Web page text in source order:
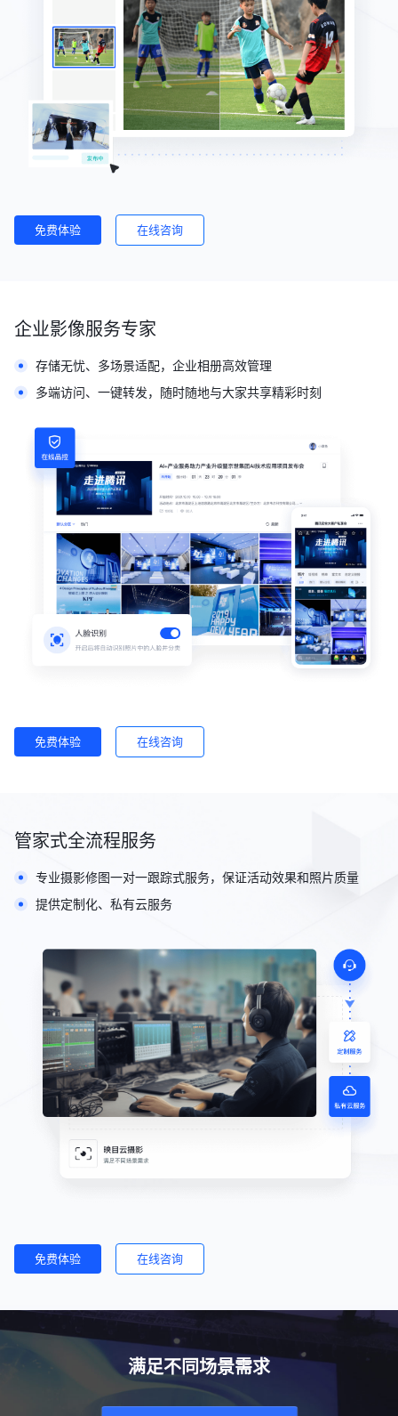
免费体验 在线咨询
企业影像服务专家
存储无忧、多场景适配，企业相册高效管理
多端访问、一键转发，随时随地与大家共享精彩时刻
免费体验 在线咨询
管家式全流程服务
专业摄影修图一对一跟踪式服务，保证活动效果和照片质量
提供定制化、私有云服务
免费体验 在线咨询
满足不同场景需求